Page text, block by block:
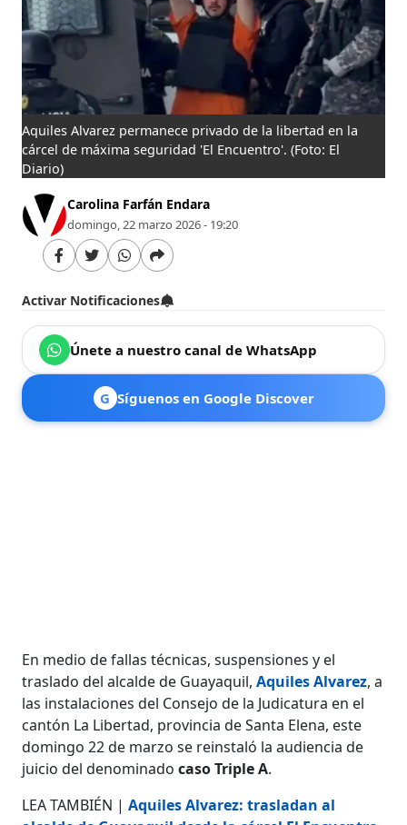
Aquiles Alvarez permanece privado de la libertad en la
cárcel de máxima seguridad 'El Encuentro'. (Foto: El
Diario)
Carolina Farfán Endara
domingo, 22 marzo 2026 - 19:20
Activar Notificaciones
Únete a nuestro canal de WhatsApp
G Síguenos en Google Discover
En medio de fallas técnicas, suspensiones y el
traslado del alcalde de Guayaquil,Aquiles Alvarez, a
las instalaciones del Consejo de la Judicatura en el
cantón La Libertad, provincia de Santa Elena, este
domingo 22 de marzo se reinstaló la audiencia de
juicio del denominado caso Triple A.
LEA TAMBIÉN |Aquiles Alvarez: trasladan al